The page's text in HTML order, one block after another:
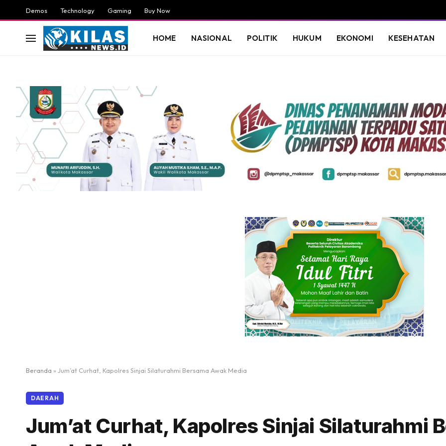
Demos Technology Gaming Buy Now
HOME NASIONAL POLITIK HUKUM EKONOMI KESEHATAN
Beranda » Jum’at Curhat, Kapolres Sinjai Silaturahmi Bersama Awak Media
DAERAH
Jum’at Curhat, Kapolres Sinjai Silaturahmi